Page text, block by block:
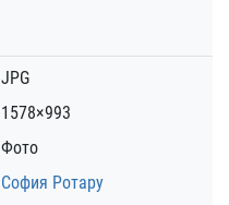
JPG
1578×993
Фото
София Ротару